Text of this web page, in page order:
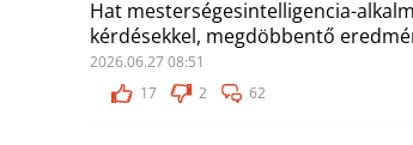
Hat mesterségesintelligencia-
kérdésekkel, megdöbbentő
2026.06.27 08:51
17
2 62